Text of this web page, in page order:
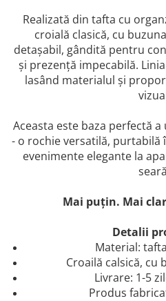
Realizată din tafta cu
croială clasică, cu
detașabil, gândită pentru
și prezență impecabilă.
lasând materialul și
Aceasta este baza perfectă a
- o rochie versatilă, purtabilă
evenimente elegante la
Mai puțin. Mai
Detalii
Material:
Croailă calsică, cu
Livrare: 1-5
Produs